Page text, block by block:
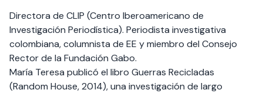
Directora de CLIP (Centro Iberoamericano de
Investigación Periodística). Periodista investigativa
colombiana, columnista de EE y miembro del Consejo
Rector de la Fundación Gabo.
María Teresa publicó el libro Guerras Recicladas
(Random House, 2014), una investigación de largo